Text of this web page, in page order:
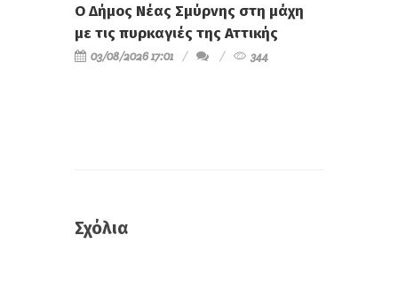
Ο Δήμος Νέας Σμύρνης στη μάχη
με τις πυρκαγιές της Αττικής
03/08/2026 17:01 344
Σχόλια